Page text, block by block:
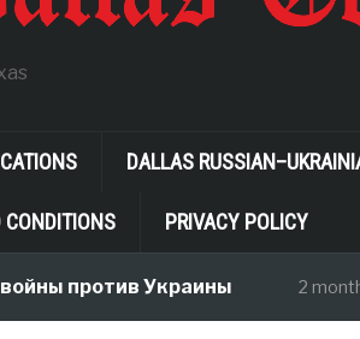
DALLAS
PRIVACY POLICY
Украины 2 months ago